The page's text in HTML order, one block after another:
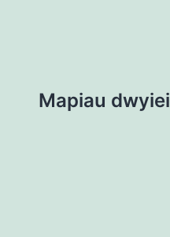
Mapiau